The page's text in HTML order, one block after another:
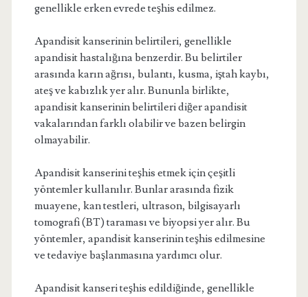
genellikle erken evrede teşhis edilmez.
Apandisit kanserinin belirtileri, genellikle
apandisit hastalığına benzerdir. Bu belirtiler
arasında karın ağrısı, bulantı, kusma, iştah kaybı,
ateş ve kabızlık yer alır. Bununla birlikte,
apandisit kanserinin belirtileri diğer apandisit
vakalarından farklı olabilir ve bazen belirgin
olmayabilir.
Apandisit kanserini teşhis etmek için çeşitli
yöntemler kullanılır. Bunlar arasında fizik
muayene, kan testleri, ultrason, bilgisayarlı
tomografi (BT) taraması ve biyopsi yer alır. Bu
yöntemler, apandisit kanserinin teşhis edilmesine
ve tedaviye başlanmasına yardımcı olur.
Apandisit kanseri teşhis edildiğinde, genellikle